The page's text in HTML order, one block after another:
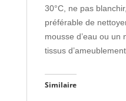
30°C, ne pas
préférable de
mousse d’eau ou un
tissus d’ameublement.
Similaire